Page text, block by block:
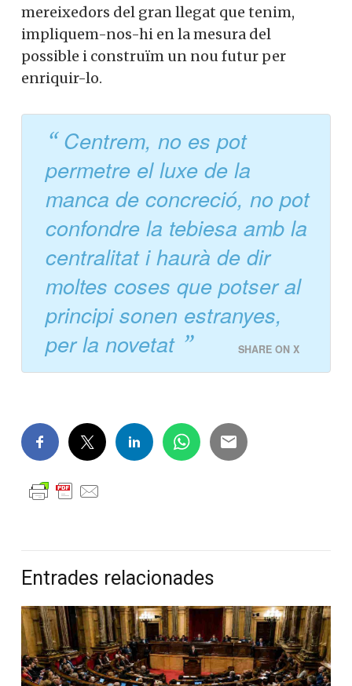
mereixedors del gran llegat que tenim,
impliquem-nos-hi en la mesura del
possible i construïm un nou futur per
enriquir-lo.
Centrem, no es pot
permetre el luxe de la
manca de concreció, no pot
confondre la tebiesa amb la
centralitat i haurà de dir
moltes coses que potser al
principi sonen estranyes,
per la novetat
SHARE ON X
Entrades relacionades